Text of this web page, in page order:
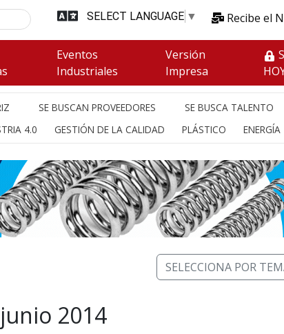
SELECT LANGUAGE ▼ Recibe el
Eventos
Industriales
Versión
Impresa
SE BUSCAN PROVEEDORES SE BUSCA TALENTO
4.0 GESTIÓN DE LA CALIDAD PLÁSTICO ENERGÍA
SELECCIONA POR
junio 2014